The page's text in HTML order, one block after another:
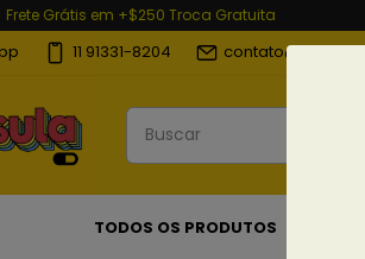
Frete Grátis em +$250 Troca Gratuita
11 91331-8204
TODOS OS PRODUTOS